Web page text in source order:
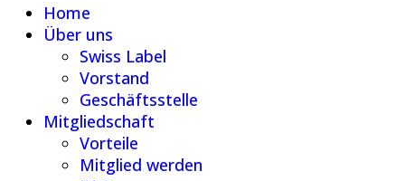
Home
Über uns
Swiss Label
Vorstand
Geschäftsstelle
Mitgliedschaft
Vorteile
Mitglied werden